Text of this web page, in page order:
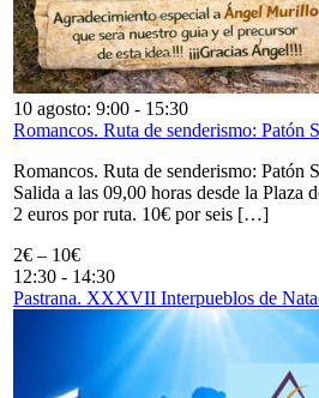
10 agosto: 9:00 - 15:30
Romancos. Ruta de senderismo: Patón
Romancos. Ruta de senderismo: Patón
Salida a las 09,00 horas desde la Plaza
2 euros por ruta. 10€ por seis […]
2€ – 10€
12:30 - 14:30
Pastrana. XXXVII Interpueblos de